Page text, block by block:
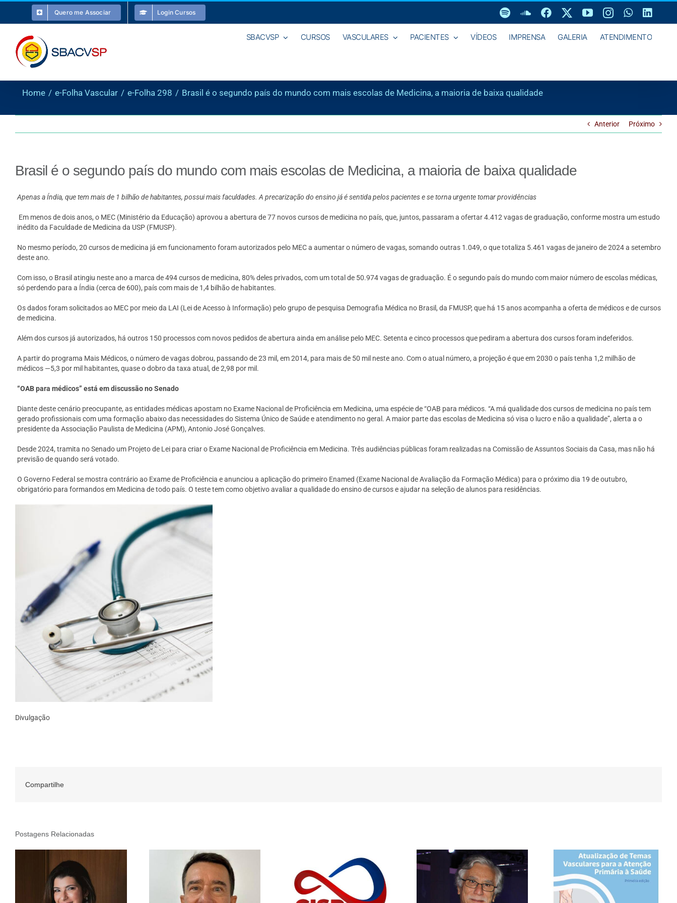
o
conteúdo
Quero me Associar Login Cursos SpotifySoundCloud
FacebookYouTubeInstagram
SBACVSP CURSOS VASCULARES PACIENTES VÍDEOS IMPRENSA GALERIA ATENDIMENTO
Home e-Folha Vascular e-Folha 298 Brasil é o segundo país do mundo com mais escolas de Medicina, a maioria de baixa qualidade
Anterior Próximo
Brasil é o segundo país do mundo com mais escolas de Medicina, a maioria de baixa qualidade
Apenas a Índia, que tem mais de 1 bilhão de habitantes, possui mais faculdades. A precarização do ensino já é sentida pelos pacientes e se torna urgente tomar providências
Em menos de dois anos, o MEC (Ministério da Educação) aprovou a abertura de 77 novos cursos de medicina no país, que, juntos, passaram a ofertar 4.412 vagas de graduação, conforme mostra um estudo
inédito da Faculdade de Medicina da USP (FMUSP).
No mesmo período, 20 cursos de medicina já em funcionamento foram autorizados pelo MEC a aumentar o número de vagas, somando outras 1.049, o que totaliza 5.461 vagas de janeiro de 2024 a setembro
deste ano.
Com isso, o Brasil atingiu neste ano a marca de 494 cursos de medicina, 80% deles privados, com um total de 50.974 vagas de graduação. É o segundo país do mundo com maior número de escolas médicas,
só perdendo para a Índia (cerca de 600), país com mais de 1,4 bilhão de habitantes.
Os dados foram solicitados ao MEC por meio da LAI (Lei de Acesso à Informação) pelo grupo de pesquisa Demografia Médica no Brasil, da FMUSP, que há 15 anos acompanha a oferta de médicos e de cursos
de medicina.
Além dos cursos já autorizados, há outros 150 processos com novos pedidos de abertura ainda em análise pelo MEC. Setenta e cinco processos que pediram a abertura dos cursos foram indeferidos.
A partir do programa Mais Médicos, o número de vagas dobrou, passando de 23 mil, em 2014, para mais de 50 mil neste ano. Com o atual número, a projeção é que em 2030 o país tenha 1,2 milhão de
médicos —5,3 por mil habitantes, quase o dobro da taxa atual, de 2,98 por mil.
“OAB para médicos” está em discussão no Senado
Diante deste cenário preocupante, as entidades médicas apostam no Exame Nacional de Proficiência em Medicina, uma espécie de “OAB para médicos. “A má qualidade dos cursos de medicina no país tem
gerado profissionais com uma formação abaixo das necessidades do Sistema Único de Saúde e atendimento no geral. A maior parte das escolas de Medicina só visa o lucro e não a qualidade”, alerta a o
presidente da Associação Paulista de Medicina (APM), Antonio José Gonçalves.
Desde 2024, tramita no Senado um Projeto de Lei para criar o Exame Nacional de Proficiência em Medicina. Três audiências públicas foram realizadas na Comissão de Assuntos Sociais da Casa, mas não há
previsão de quando será votado.
O Governo Federal se mostra contrário ao Exame de Proficiência e anunciou a aplicação do primeiro Enamed (Exame Nacional de Avaliação da Formação Médica) para o próximo dia 19 de outubro,
obrigatório para formandos em Medicina de todo país. O teste tem como objetivo avaliar a qualidade do ensino de cursos e ajudar na seleção de alunos para residências.
Divulgação
Compartilhe
Postagens Relacionadas